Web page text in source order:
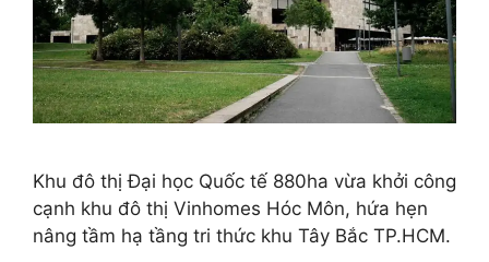
Khu đô thị Đại học Quốc tế 880ha vừa khởi công
cạnh khu đô thị Vinhomes Hóc Môn, hứa hẹn
nâng tầm hạ tầng tri thức khu Tây Bắc TP.HCM.